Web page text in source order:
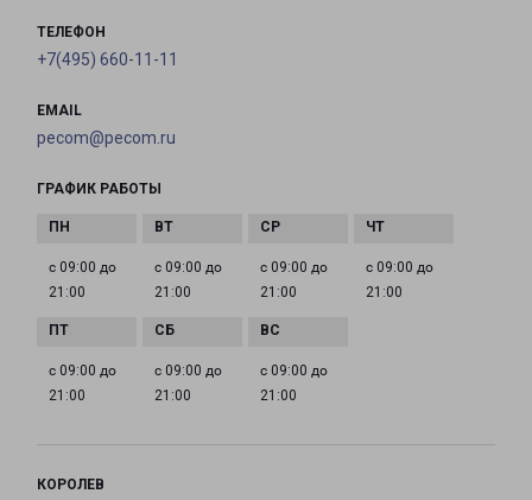
ТЕЛЕФОН
+7(495) 660-11-11
EMAIL
pecom@pecom.ru
ГРАФИК РАБОТЫ
с 09:00 до
21:00
с 09:00 до
21:00
с 09:00 до
21:00
с 09:00 до
21:00
с 09:00 до
21:00
с 09:00 до
21:00
с 09:00 до
21:00
КОРОЛЕВ